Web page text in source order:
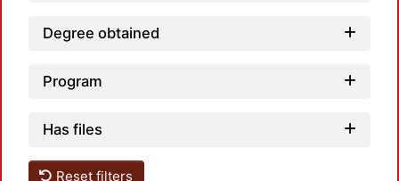
Degree obtained
Program
Has files
Reset filters